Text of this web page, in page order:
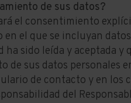
de sus datos?
el consentimiento
el que se incluyan
sido leída y aceptada y
sus datos personales
de contacto y en los
del